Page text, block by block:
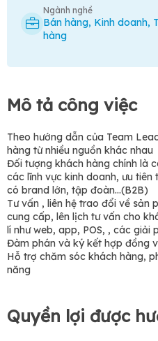
Ngành nghề
Bán hàng, Kinh doanh,
hàng
Mô tả công việc
Theo hướng dẫn của Team
hàng từ nhiều nguồn khác nhau
Đối tượng khách hàng chính là
các lĩnh vực kinh doanh, ưu
có brand lớn, tập đoàn...(B2B)
Tư vấn , liên hệ trao đổi về sản
cung cấp, lên lịch tư vấn cho
lí như web, app, POS, , các giải
Đàm phán và ký kết hợp đồng
Hỗ trợ chăm sóc khách hàng,
năng
Quyền lợi được